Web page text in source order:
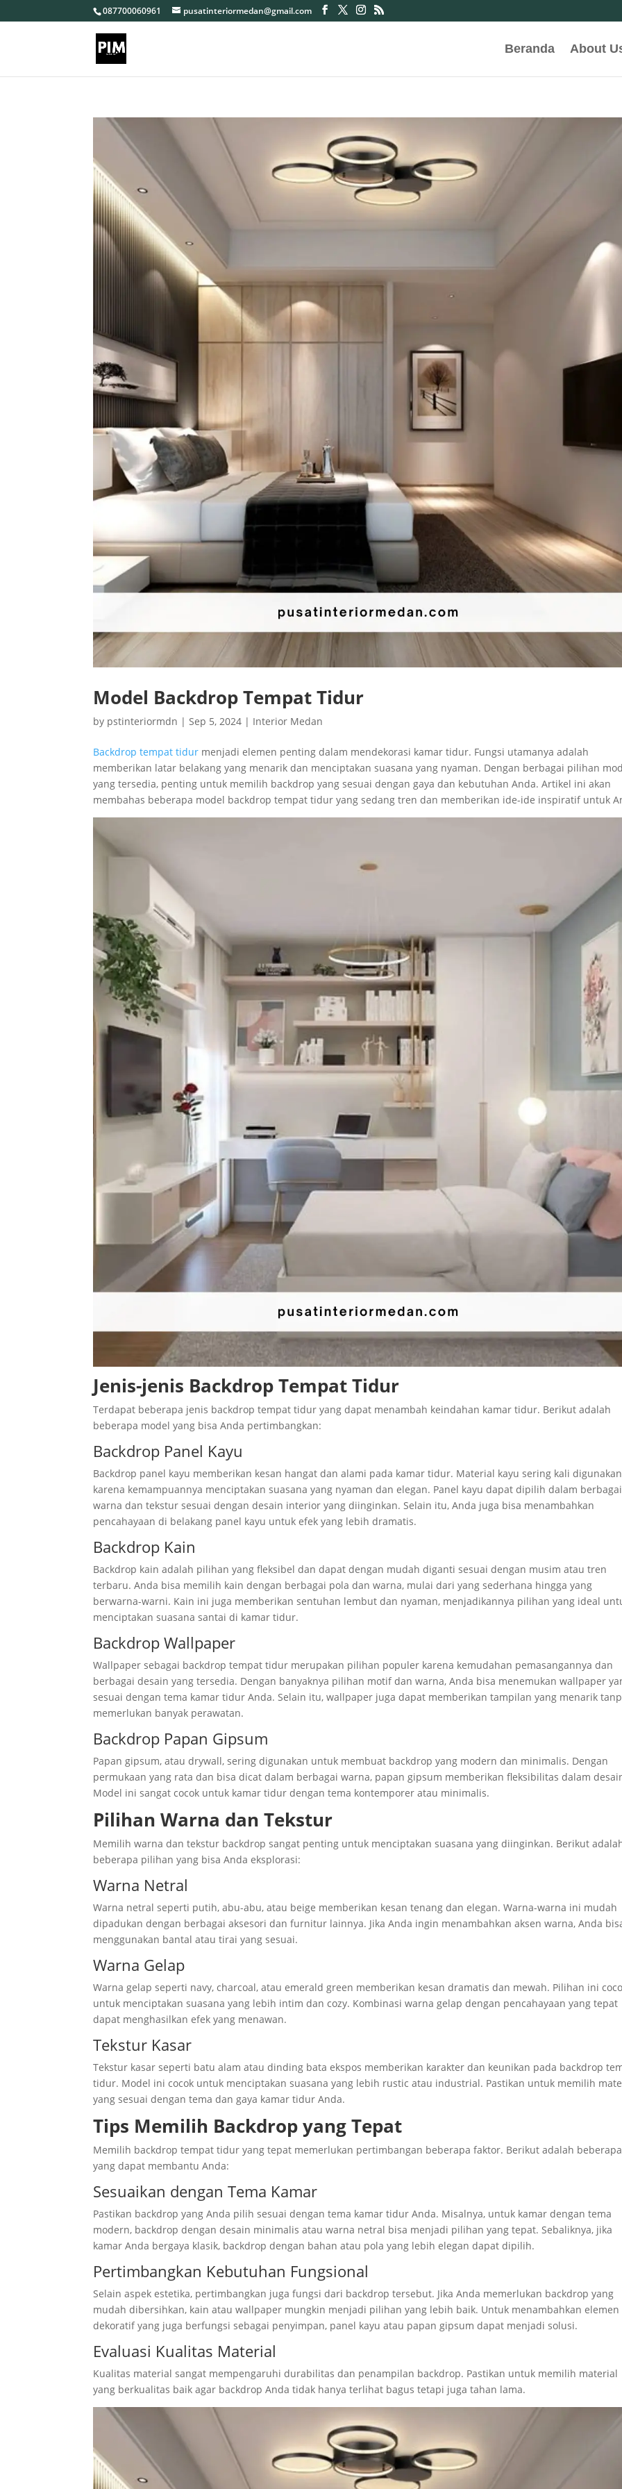
087700060961 pusatinteriormedan@gmail.com
Beranda About
Model Backdrop Tempat Tidur
by pstinteriormdn | Sep 5, 2024 | Interior Medan
Backdrop tempat tidur menjadi elemen penting dalam mendekorasi kamar tidur. Fungsi utamanya adalah
memberikan latar belakang yang menarik dan menciptakan suasana yang nyaman. Dengan berbagai pilihan
yang tersedia, penting untuk memilih backdrop yang sesuai dengan gaya dan kebutuhan Anda. Artikel ini akan
membahas beberapa model backdrop tempat tidur yang sedang tren dan memberikan ide-ide inspiratif untuk
Jenis-jenis Backdrop Tempat Tidur
Terdapat beberapa jenis backdrop tempat tidur yang dapat menambah keindahan kamar tidur. Berikut adalah
beberapa model yang bisa Anda pertimbangkan:
Backdrop Panel Kayu
Backdrop panel kayu memberikan kesan hangat dan alami pada kamar tidur. Material kayu sering kali digunakan
karena kemampuannya menciptakan suasana yang nyaman dan elegan. Panel kayu dapat dipilih dalam berbagai
warna dan tekstur sesuai dengan desain interior yang diinginkan. Selain itu, Anda juga bisa menambahkan
pencahayaan di belakang panel kayu untuk efek yang lebih dramatis.
Backdrop Kain
Backdrop kain adalah pilihan yang fleksibel dan dapat dengan mudah diganti sesuai dengan musim atau tren
terbaru. Anda bisa memilih kain dengan berbagai pola dan warna, mulai dari yang sederhana hingga yang
berwarna-warni. Kain ini juga memberikan sentuhan lembut dan nyaman, menjadikannya pilihan yang ideal
menciptakan suasana santai di kamar tidur.
Backdrop Wallpaper
Wallpaper sebagai backdrop tempat tidur merupakan pilihan populer karena kemudahan pemasangannya dan
berbagai desain yang tersedia. Dengan banyaknya pilihan motif dan warna, Anda bisa menemukan wallpaper
sesuai dengan tema kamar tidur Anda. Selain itu, wallpaper juga dapat memberikan tampilan yang menarik
memerlukan banyak perawatan.
Backdrop Papan Gipsum
Papan gipsum, atau drywall, sering digunakan untuk membuat backdrop yang modern dan minimalis. Dengan
permukaan yang rata dan bisa dicat dalam berbagai warna, papan gipsum memberikan fleksibilitas dalam
Model ini sangat cocok untuk kamar tidur dengan tema kontemporer atau minimalis.
Pilihan Warna dan Tekstur
Memilih warna dan tekstur backdrop sangat penting untuk menciptakan suasana yang diinginkan. Berikut
beberapa pilihan yang bisa Anda eksplorasi:
Warna Netral
Warna netral seperti putih, abu-abu, atau beige memberikan kesan tenang dan elegan. Warna-warna ini mudah
dipadukan dengan berbagai aksesori dan furnitur lainnya. Jika Anda ingin menambahkan aksen warna, Anda
menggunakan bantal atau tirai yang sesuai.
Warna Gelap
Warna gelap seperti navy, charcoal, atau emerald green memberikan kesan dramatis dan mewah. Pilihan ini
untuk menciptakan suasana yang lebih intim dan cozy. Kombinasi warna gelap dengan pencahayaan yang tepat
dapat menghasilkan efek yang menawan.
Tekstur Kasar
Tekstur kasar seperti batu alam atau dinding bata ekspos memberikan karakter dan keunikan pada backdrop
tidur. Model ini cocok untuk menciptakan suasana yang lebih rustic atau industrial. Pastikan untuk memilih
yang sesuai dengan tema dan gaya kamar tidur Anda.
Tips Memilih Backdrop yang Tepat
Memilih backdrop tempat tidur yang tepat memerlukan pertimbangan beberapa faktor. Berikut adalah
yang dapat membantu Anda:
Sesuaikan dengan Tema Kamar
Pastikan backdrop yang Anda pilih sesuai dengan tema kamar tidur Anda. Misalnya, untuk kamar dengan tema
modern, backdrop dengan desain minimalis atau warna netral bisa menjadi pilihan yang tepat. Sebaliknya, jika
kamar Anda bergaya klasik, backdrop dengan bahan atau pola yang lebih elegan dapat dipilih.
Pertimbangkan Kebutuhan Fungsional
Selain aspek estetika, pertimbangkan juga fungsi dari backdrop tersebut. Jika Anda memerlukan backdrop yang
mudah dibersihkan, kain atau wallpaper mungkin menjadi pilihan yang lebih baik. Untuk menambahkan elemen
dekoratif yang juga berfungsi sebagai penyimpan, panel kayu atau papan gipsum dapat menjadi solusi.
Evaluasi Kualitas Material
Kualitas material sangat mempengaruhi durabilitas dan penampilan backdrop. Pastikan untuk memilih material
yang berkualitas baik agar backdrop Anda tidak hanya terlihat bagus tetapi juga tahan lama.